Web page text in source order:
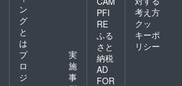
ン
グ
と
は
プ
ロ
ジ
実
施
事
PFI
RE
ふる
さと
納税
AD
FOR
考え方
クッ
キーポ
リシー